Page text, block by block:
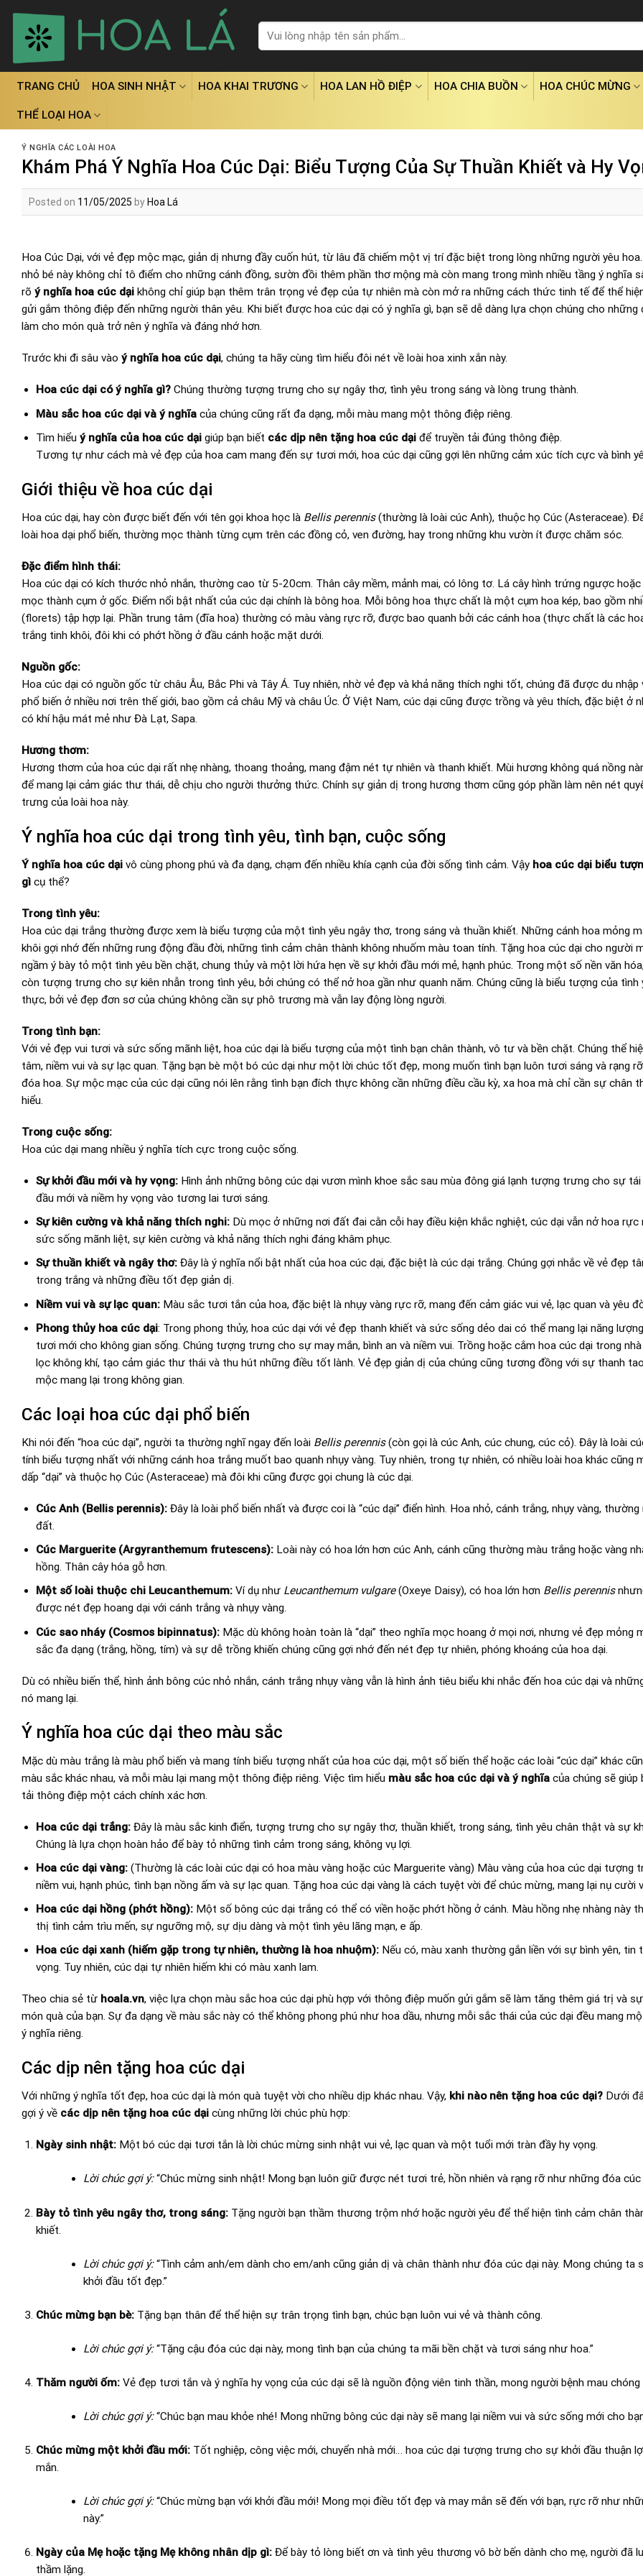
content
Tìm
kiếm:
TRANG CHỦ HOA SINH NHẬT HOA KHAI TRƯƠNG HOA LAN HỒ ĐIỆP HOA CHIA BUỒN HOA CHÚC MỪNG
THỂ LOẠI HOA
Ý NGHĨA CÁC LOÀI HOA
Khám Phá Ý Nghĩa Hoa Cúc Dại: Biểu Tượng Của Sự Thuần Khiết và Hy
Posted on 11/05/2025 by Hoa Lá
Hoa Cúc Dại, với vẻ đẹp mộc mạc, giản dị nhưng đầy cuốn hút, từ lâu đã chiếm một vị trí đặc biệt trong lòng những người yêu
nhỏ bé này không chỉ tô điểm cho những cánh đồng, sườn đồi thêm phần thơ mộng mà còn mang trong mình nhiều tầng ý nghĩa
rõ ý nghĩa hoa cúc dại không chỉ giúp bạn thêm trân trọng vẻ đẹp của tự nhiên mà còn mở ra những cách thức tinh tế để thể
gửi gắm thông điệp đến những người thân yêu. Khi biết được hoa cúc dại có ý nghĩa gì, bạn sẽ dễ dàng lựa chọn chúng cho những
làm cho món quà trở nên ý nghĩa và đáng nhớ hơn.
Trước khi đi sâu vào ý nghĩa hoa cúc dại, chúng ta hãy cùng tìm hiểu đôi nét về loài hoa xinh xắn này.
Hoa cúc dại có ý nghĩa gì?Chúng thường tượng trưng cho sự ngây thơ, tình yêu trong sáng và lòng trung thành.
Màu sắc hoa cúc dại và ý nghĩacủa chúng cũng rất đa dạng, mỗi màu mang một thông điệp riêng.
Tìm hiểu ý nghĩa của hoa cúc dạigiúp bạn biết các dịp nên tặng hoa cúc dạiđể truyền tải đúng thông điệp.
Tương tự như cách mà vẻ đẹp của hoa cammang đến sự tươi mới, hoa cúc dại cũng gợi lên những cảm xúc tích cực và bình
Giới thiệu về hoa cúc dại
Hoa cúc dại, hay còn được biết đến với tên gọi khoa học là Bellis perennis(thường là loài cúc Anh), thuộc họ Cúc (Asteraceae).
loài hoa dại phổ biến, thường mọc thành từng cụm trên các đồng cỏ, ven đường, hay trong những khu vườn ít được chăm sóc.
Đặc điểm hình thái:
Hoa cúc dại có kích thước nhỏ nhắn, thường cao từ 5-20cm. Thân cây mềm, mảnh mai, có lông tơ. Lá cây hình trứng ngược hoặc
mọc thành cụm ở gốc. Điểm nổi bật nhất của cúc dại chính là bông hoa. Mỗi bông hoa thực chất là một cụm hoa kép, bao gồm
(florets) tập hợp lại. Phần trung tâm (đĩa hoa) thường có màu vàng rực rỡ, được bao quanh bởi các cánh hoa (thực chất là các
trắng tinh khôi, đôi khi có phớt hồng ở đầu cánh hoặc mặt dưới.
Nguồn gốc:
Hoa cúc dại có nguồn gốc từ châu Âu, Bắc Phi và Tây Á. Tuy nhiên, nhờ vẻ đẹp và khả năng thích nghi tốt, chúng đã được du nhập
phổ biến ở nhiều nơi trên thế giới, bao gồm cả châu Mỹ và châu Úc. Ở Việt Nam, cúc dại cũng được trồng và yêu thích, đặc biệt ở
có khí hậu mát mẻ như Đà Lạt, Sapa.
Hương thơm:
Hương thơm của hoa cúc dại rất nhẹ nhàng, thoang thoảng, mang đậm nét tự nhiên và thanh khiết. Mùi hương không quá nồng
để mang lại cảm giác thư thái, dễ chịu cho người thưởng thức. Chính sự giản dị trong hương thơm cũng góp phần làm nên nét
trưng của loài hoa này.
Ý nghĩa hoa cúc dại trong tình yêu, tình bạn, cuộc sống
Ý nghĩa hoa cúc dại vô cùng phong phú và đa dạng, chạm đến nhiều khía cạnh của đời sống tình cảm. Vậy hoa cúc dại biểu
gì cụ thể?
Trong tình yêu:
Hoa cúc dại trắng thường được xem là biểu tượng của một tình yêu ngây thơ, trong sáng và thuần khiết. Những cánh hoa mỏng
khôi gợi nhớ đến những rung động đầu đời, những tình cảm chân thành không nhuốm màu toan tính. Tặng hoa cúc dại cho người
ngầm ý bày tỏ một tình yêu bền chặt, chung thủy và một lời hứa hẹn về sự khởi đầu mới mẻ, hạnh phúc. Trong một số nền văn
còn tượng trưng cho sự kiên nhẫn trong tình yêu, bởi chúng có thể nở hoa gần như quanh năm. Chúng cũng là biểu tượng của tình
thực, bởi vẻ đẹp đơn sơ của chúng không cần sự phô trương mà vẫn lay động lòng người.
Trong tình bạn:
Với vẻ đẹp vui tươi và sức sống mãnh liệt, hoa cúc dại là biểu tượng của một tình bạn chân thành, vô tư và bền chặt. Chúng thể
tâm, niềm vui và sự lạc quan. Tặng bạn bè một bó cúc dại như một lời chúc tốt đẹp, mong muốn tình bạn luôn tươi sáng và rạng
đóa hoa. Sự mộc mạc của cúc dại cũng nói lên rằng tình bạn đích thực không cần những điều cầu kỳ, xa hoa mà chỉ cần sự chân
hiểu.
Trong cuộc sống:
Hoa cúc dại mang nhiều ý nghĩa tích cực trong cuộc sống.
Sự khởi đầu mới và hy vọng:Hình ảnh những bông cúc dại vươn mình khoe sắc sau mùa đông giá lạnh tượng trưng cho sự tái
đầu mới và niềm hy vọng vào tương lai tươi sáng.
Sự kiên cường và khả năng thích nghi:Dù mọc ở những nơi đất đai cằn cỗi hay điều kiện khắc nghiệt, cúc dại vẫn nở hoa rực
sức sống mãnh liệt, sự kiên cường và khả năng thích nghi đáng khâm phục.
Sự thuần khiết và ngây thơ:Đây là ý nghĩa nổi bật nhất của hoa cúc dại, đặc biệt là cúc dại trắng. Chúng gợi nhắc về vẻ đẹp
trong trắng và những điều tốt đẹp giản dị.
Niềm vui và sự lạc quan:Màu sắc tươi tắn của hoa, đặc biệt là nhụy vàng rực rỡ, mang đến cảm giác vui vẻ, lạc quan và yêu
Phong thủy hoa cúc dại: Trong phong thủy, hoa cúc dại với vẻ đẹp thanh khiết và sức sống dẻo dai có thể mang lại năng
tươi mới cho không gian sống. Chúng tượng trưng cho sự may mắn, bình an và niềm vui. Trồng hoặc cắm hoa cúc dại trong
lọc không khí, tạo cảm giác thư thái và thu hút những điều tốt lành. Vẻ đẹp giản dị của chúng cũng tương đồng với sự thanh
mộcmang lại trong không gian.
Các loại hoa cúc dại phổ biến
Khi nói đến “hoa cúc dại”, người ta thường nghĩ ngay đến loài Bellis perennis(còn gọi là cúc Anh, cúc chung, cúc cỏ). Đây là loài
tính biểu tượng nhất với những cánh hoa trắng muốt bao quanh nhụy vàng. Tuy nhiên, trong tự nhiên, có nhiều loài hoa khác cũng
dấp “dại” và thuộc họ Cúc (Asteraceae) mà đôi khi cũng được gọi chung là cúc dại.
Cúc Anh (Bellis perennis):Đây là loài phổ biến nhất và được coi là “cúc dại” điển hình. Hoa nhỏ, cánh trắng, nhụy vàng,
đất.
Cúc Marguerite (Argyranthemum frutescens):Loài này có hoa lớn hơn cúc Anh, cánh cũng thường màu trắng hoặc vàng
hồng. Thân cây hóa gỗ hơn.
Một số loài thuộc chi Leucanthemum:Ví dụ như Leucanthemum vulgare(Oxeye Daisy), có hoa lớn hơn Bellis perennis
được nét đẹp hoang dại với cánh trắng và nhụy vàng.
Cúc sao nháy (Cosmos bipinnatus):Mặc dù không hoàn toàn là “dại” theo nghĩa mọc hoang ở mọi nơi, nhưng vẻ đẹp mỏng
sắc đa dạng (trắng, hồng, tím) và sự dễ trồng khiến chúng cũng gợi nhớ đến nét đẹp tự nhiên, phóng khoáng của hoa dại.
Dù có nhiều biến thể, hình ảnh bông cúc nhỏ nhắn, cánh trắng nhụy vàng vẫn là hình ảnh tiêu biểu khi nhắc đến hoa cúc dại và
nó mang lại.
Ý nghĩa hoa cúc dại theo màu sắc
Mặc dù màu trắng là màu phổ biến và mang tính biểu tượng nhất của hoa cúc dại, một số biến thể hoặc các loài “cúc dại” khác
màu sắc khác nhau, và mỗi màu lại mang một thông điệp riêng. Việc tìm hiểu màu sắc hoa cúc dại và ý nghĩa của chúng sẽ giúp
tải thông điệp một cách chính xác hơn.
Hoa cúc dại trắng:Đây là màu sắc kinh điển, tượng trưng cho sự ngây thơ, thuần khiết, trong sáng, tình yêu chân thật và sự
Chúng là lựa chọn hoàn hảo để bày tỏ những tình cảm trong sáng, không vụ lợi.
Hoa cúc dại vàng:(Thường là các loài cúc dại có hoa màu vàng hoặc cúc Marguerite vàng) Màu vàng của hoa cúc dại tượng
niềm vui, hạnh phúc, tình bạn nồng ấm và sự lạc quan. Tặng hoa cúc dại vàng là cách tuyệt vời để chúc mừng, mang lại nụ cười
Hoa cúc dại hồng (phớt hồng):Một số bông cúc dại trắng có thể có viền hoặc phớt hồng ở cánh. Màu hồng nhẹ nhàng này
thị tình cảm trìu mến, sự ngưỡng mộ, sự dịu dàng và một tình yêu lãng mạn, e ấp.
Hoa cúc dại xanh (hiếm gặp trong tự nhiên, thường là hoa nhuộm):Nếu có, màu xanh thường gắn liền với sự bình yên, tin
vọng. Tuy nhiên, cúc dại tự nhiên hiếm khi có màu xanh lam.
Theo chia sẻ từ hoala.vn, việc lựa chọn màu sắc hoa cúc dại phù hợp với thông điệp muốn gửi gắm sẽ làm tăng thêm giá trị và
món quà của bạn. Sự đa dạng về màu sắc này có thể không phong phú như hoa dầu, nhưng mỗi sắc thái của cúc dại đều mang
ý nghĩa riêng.
Các dịp nên tặng hoa cúc dại
Với những ý nghĩa tốt đẹp, hoa cúc dại là món quà tuyệt vời cho nhiều dịp khác nhau. Vậy, khi nào nên tặng hoa cúc dại? Dưới
gợi ý về các dịp nên tặng hoa cúc dại cùng những lời chúc phù hợp:
Ngày sinh nhật:Một bó cúc dại tươi tắn là lời chúc mừng sinh nhật vui vẻ, lạc quan và một tuổi mới tràn đầy hy vọng.
Lời chúc gợi ý:“Chúc mừng sinh nhật! Mong bạn luôn giữ được nét tươi trẻ, hồn nhiên và rạng rỡ như những đóa cúc
Bày tỏ tình yêu ngây thơ, trong sáng:Tặng người bạn thầm thương trộm nhớ hoặc người yêu để thể hiện tình cảm chân
khiết.
Lời chúc gợi ý:“Tình cảm anh/em dành cho em/anh cũng giản dị và chân thành như đóa cúc dại này. Mong chúng ta
khởi đầu tốt đẹp.”
Chúc mừng bạn bè:Tặng bạn thân để thể hiện sự trân trọng tình bạn, chúc bạn luôn vui vẻ và thành công.
Lời chúc gợi ý:“Tặng cậu đóa cúc dại này, mong tình bạn của chúng ta mãi bền chặt và tươi sáng như hoa.”
Thăm người ốm:Vẻ đẹp tươi tắn và ý nghĩa hy vọng của cúc dại sẽ là nguồn động viên tinh thần, mong người bệnh mau chóng
Lời chúc gợi ý:“Chúc bạn mau khỏe nhé! Mong những bông cúc dại này sẽ mang lại niềm vui và sức sống mới cho
Chúc mừng một khởi đầu mới:Tốt nghiệp, công việc mới, chuyển nhà mới… hoa cúc dại tượng trưng cho sự khởi đầu thuận
mắn.
Lời chúc gợi ý:“Chúc mừng bạn với khởi đầu mới! Mong mọi điều tốt đẹp và may mắn sẽ đến với bạn, rực rỡ như
này.”
Ngày của Mẹ hoặc tặng Mẹ không nhân dịp gì:Để bày tỏ lòng biết ơn và tình yêu thương vô bờ bến dành cho mẹ, người đã
thầm lặng.